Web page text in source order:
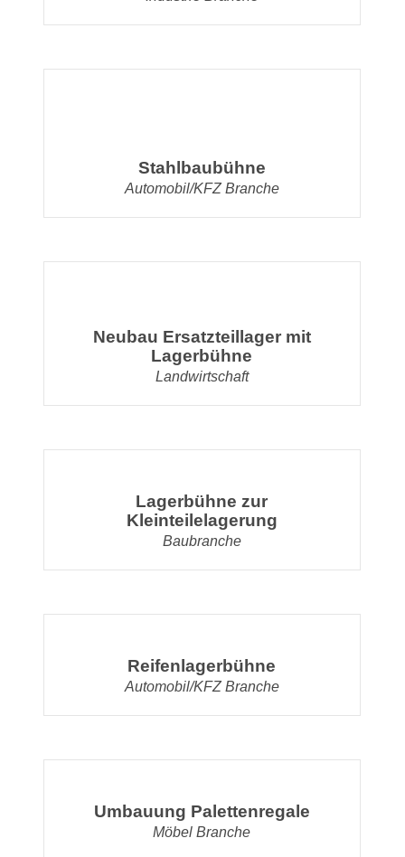
Stahlbaubühne
Automobil/KFZ Branche
Neubau Ersatzteillager mit
Lagerbühne
Landwirtschaft
Lagerbühne zur
Kleinteilelagerung
Baubranche
Reifenlagerbühne
Automobil/KFZ Branche
Umbauung Palettenregale
Möbel Branche